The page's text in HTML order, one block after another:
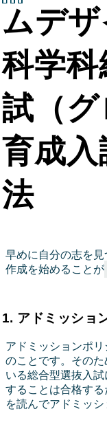
ムデ
科学科
試（
育成
法
早めに自分の志を
作成を始めることが
1. アドミッショ
アドミッションポリ
のことです。その
いる総合型選抜入
することは合格す
を読んでアドミッ